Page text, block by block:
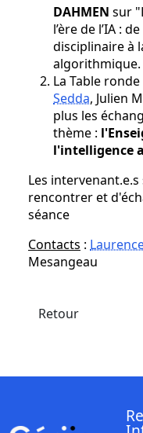
DAHMEN sur
l’ère de l’IA :
disciplinaire à
algorithmique.
La Table ronde
Sedda, Julien
plus les
thème :
l'intelligence
Les
rencontrer et
séance
Contacts :
Mesangeau
Retour